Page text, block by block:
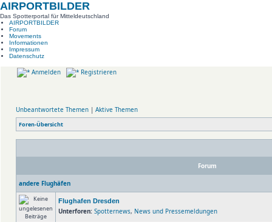
AIRPORTBILDER
Das Spotterportal für Mitteldeutschland
AIRPORTBILDER
Forum
Movements
Informationen
Impressum
Datenschutz
Anmelden Registrieren
Unbeantwortete Themen | Aktive Themen
Foren-Übersicht
Forum
andere Flughäfen
Flughafen Dresden
Unterforen: Spotternews, News und Pressemeldungen